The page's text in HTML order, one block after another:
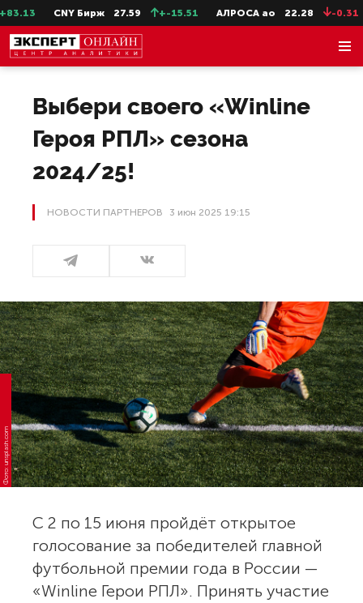
CNY Бирж 27.59 +-15.51 АЛРОСА ао 22.28 -0.31
Выбери своего «Winline
Героя РПЛ» сезона
2024/25!
НОВОСТИ ПАРТНЕРОВ 3 июн 2025 19:15
Фото: unsplash.com
С 2 по 15 июня пройдёт открытое
голосование за победителей главной
футбольной премии года в России —
«Winline Герои РПЛ». Принять участие